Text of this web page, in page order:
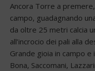
Ancora Torre a
campo, guadagnando
da oltre 25 metri calcia
all’incrocio dei pali alla
Grande gioia in campo e
Bona, Saccomani,